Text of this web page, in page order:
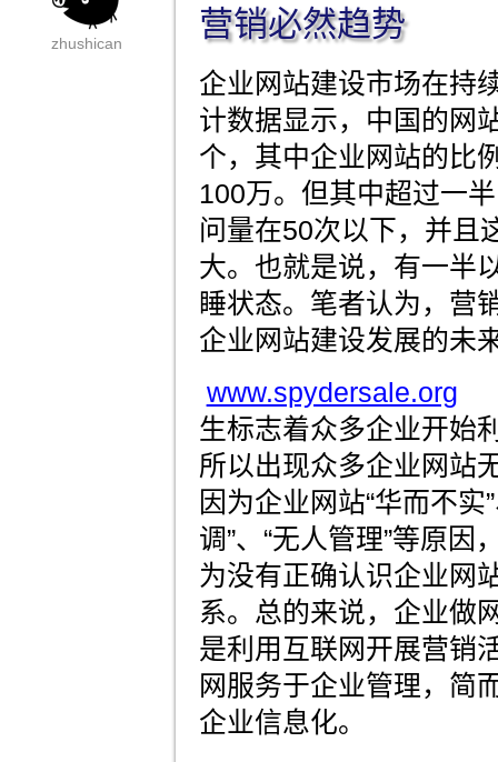
zhushican
营销必然趋势
企业网站建设市场在持
计数据显示，中国的网
个，其中企业网站的比
100万。但其中超过一
问量在50次以下，并且
大。也就是说，有一半
睡状态。笔者认为，营
企业网站建设发展的未
www.spydersale.org
生标志着众多企业开始
所以出现众多企业网站
因为企业网站“华而不实
调”、“无人管理”等原因
为没有正确认识企业网
系。总的来说，企业做
是利用互联网开展营销
网服务于企业管理，简
企业信息化。